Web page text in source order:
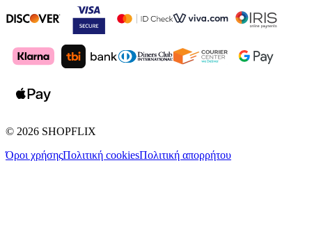
© 2026 SHOPFLIX
Όροι χρήσηςΠολιτική cookiesΠολιτική απορρήτου